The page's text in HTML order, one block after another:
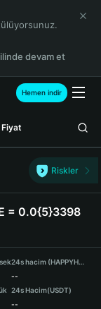
devam et
Hemen indir
Fiyat
Riskler
= 0.0{5}3398
24s hacim (HAPPYHORSE)
--
24s Hacim(USDT)
--